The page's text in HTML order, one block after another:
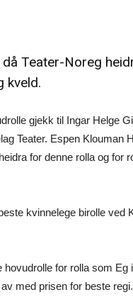
Teater-Noreg
kveld.
gjekk til Ingar Helge
Teater. Espen Klouman
for denne rolla og for
kvinnelege birolle ved
for rolla som Eg
med prisen for beste